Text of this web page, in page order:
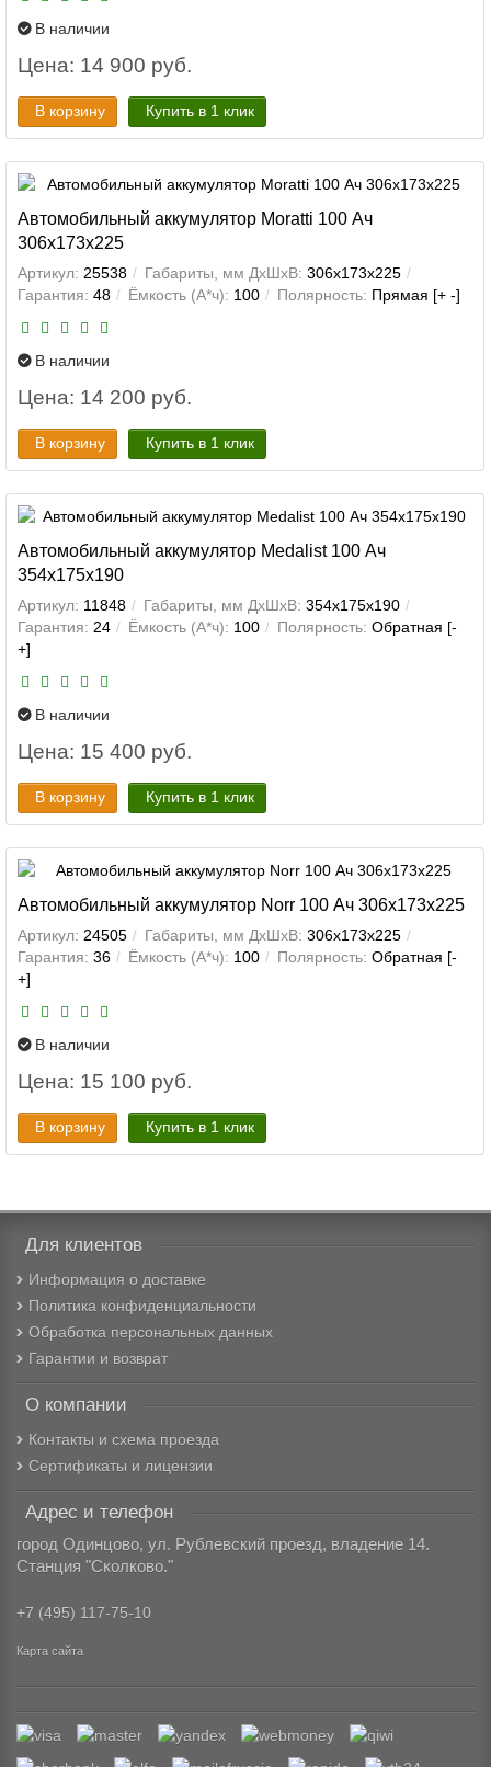
В наличии
Цена: 14 900 руб.
В корзину Купить в 1 клик
Автомобильный аккумулятор Moratti 100 Ач
306x173x225
Артикул: 25538 Габариты, мм ДхШхВ: 306x173x225
Гарантия: 48 Ёмкость (А*ч): 100 Полярность: Прямая [+ -]
В наличии
Цена: 14 200 руб.
В корзину Купить в 1 клик
Автомобильный аккумулятор Medalist 100 Ач
354x175x190
Артикул: 11848 Габариты, мм ДхШхВ: 354x175x190
Гарантия: 24 Ёмкость (А*ч): 100 Полярность: Обратная [-
+]
В наличии
Цена: 15 400 руб.
В корзину Купить в 1 клик
Автомобильный аккумулятор Norr 100 Ач 306x173x225
Артикул: 24505 Габариты, мм ДхШхВ: 306x173x225
Гарантия: 36 Ёмкость (А*ч): 100 Полярность: Обратная [-
+]
В наличии
Цена: 15 100 руб.
В корзину Купить в 1 клик
Для клиентов
Информация о доставке
Политика конфиденциальности
Обработка персональных данных
Гарантии и возврат
О компании
Контакты и схема проезда
Сертификаты и лицензии
Адрес и телефон
город Одинцово, ул. Рублевский проезд, владение 14.
Станция "Сколково."
+7 (495) 117-75-10
Карта сайта